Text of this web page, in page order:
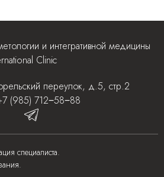
и интегративной медицины
Clinic
переулок, д.5, стр.2
(985) 712‒58‒88
специалиста.